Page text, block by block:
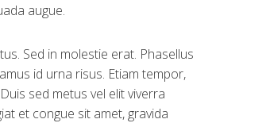
augue.
Sed in molestie erat. Phasellus
id urna risus. Etiam tempor,
sed metus vel elit viverra
et congue sit amet, gravida